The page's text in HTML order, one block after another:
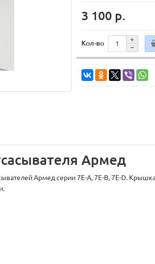
3 100 р.
Кол-во
Армед
Армед серии 7Е-А, 7Е-В, 7Е-D.